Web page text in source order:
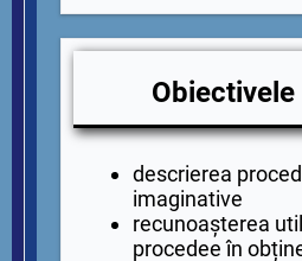
descrierea
imaginative
recunoașterea
procedee în